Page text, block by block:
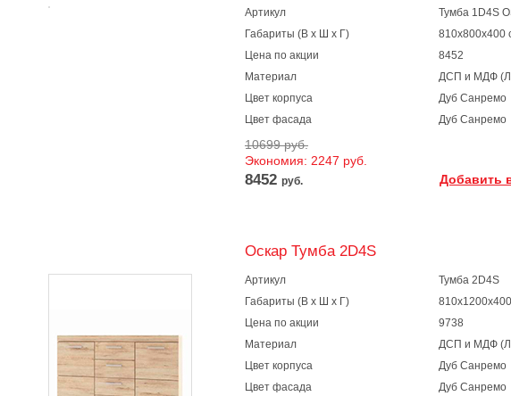
Артикул
Тумба 1D4S
Габариты (В х Ш х Г)
810х800х400
Цена по акции
8452
Материал
ДСП и МДФ
Цвет корпуса
Дуб Санремо
Цвет фасада
Дуб Санремо
10699 руб.
Экономия: 2247 руб.
8452 руб. Добавить
Оскар Тумба 2D4S
Артикул
Тумба 2D4S
Габариты (В х Ш х Г)
Цена по акции
9738
Материал
ДСП и МДФ
Цвет корпуса
Дуб Санремо
Цвет фасада
Дуб Санремо